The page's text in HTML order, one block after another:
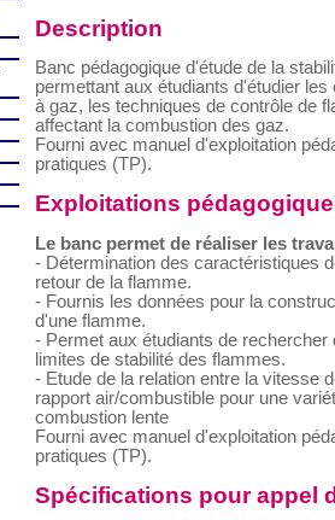
Description
Banc pédagogique d'étude de la
permettant aux étudiants d'étudier
à gaz, les techniques de contrôle de
affectant la combustion des gaz.
Fourni avec manuel d'exploitation
pratiques (TP).
Exploitations
Le banc permet de réaliser les
- Détermination des caractéristiques
retour de la flamme.
- Fournis les données pour la
d'une flamme.
- Permet aux étudiants de
limites de stabilité des flammes.
- Etude de la relation entre la vitesse
rapport air/combustible pour une
combustion lente
Fourni avec manuel d'exploitation
pratiques (TP).
Spécifications pour appel